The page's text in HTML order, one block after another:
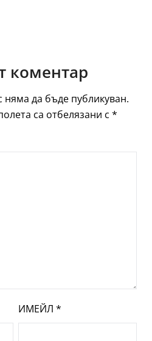
коментар
да бъде публикуван.
са отбелязани с *
ИМЕЙЛ *